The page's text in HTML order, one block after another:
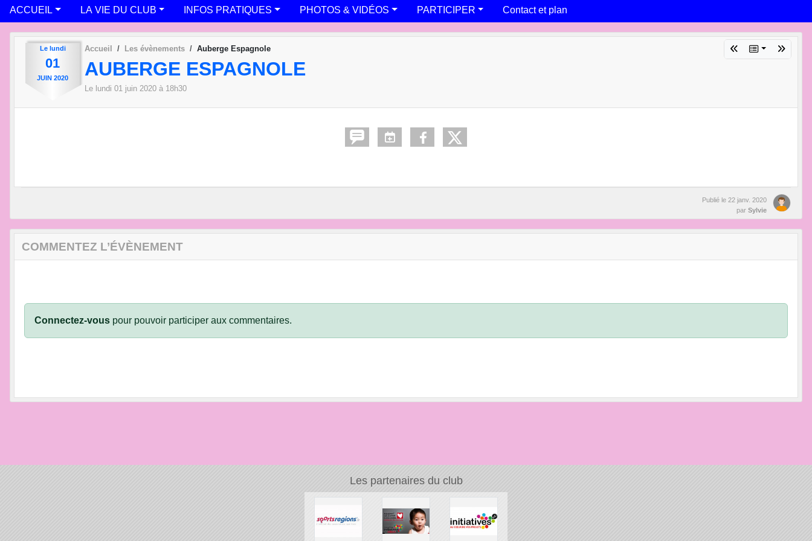
ACCUEIL LA VIE DU CLUB INFOS PRATIQUES PHOTOS & VIDÉOS PARTICIPER Contact et plan
Le lundi
01
JUIN 2020
Accueil Les évènements Auberge Espagnole
AUBERGE ESPAGNOLE
Le lundi 01 juin 2020 à 18h30
Publié le 22 janv. 2020
par Sylvie
COMMENTEZ L’ÉVÈNEMENT
Connectez-vous pour pouvoir participer aux commentaires.
Les partenaires du club